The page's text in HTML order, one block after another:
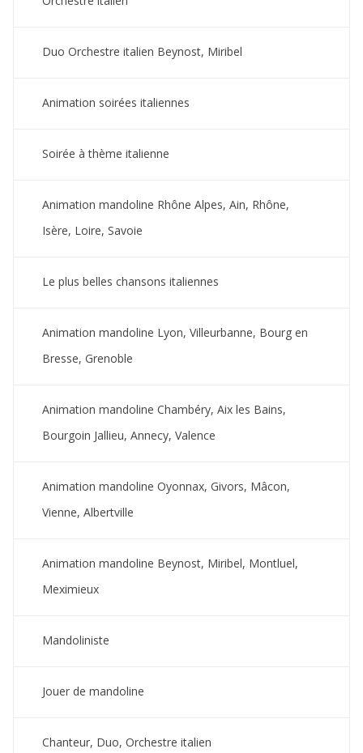
Duo Orchestre italien Beynost, Miribel
Animation soirées italiennes
Soirée à thème italienne
Animation mandoline Rhône Alpes, Ain, Rhône,
Isère, Loire, Savoie
Le plus belles chansons italiennes
Animation mandoline Lyon, Villeurbanne, Bourg en
Bresse, Grenoble
Animation mandoline Chambéry, Aix les Bains,
Bourgoin Jallieu, Annecy, Valence
Animation mandoline Oyonnax, Givors, Mâcon,
Vienne, Albertville
Animation mandoline Beynost, Miribel, Montluel,
Meximieux
Mandoliniste
Jouer de mandoline
Chanteur, Duo, Orchestre italien